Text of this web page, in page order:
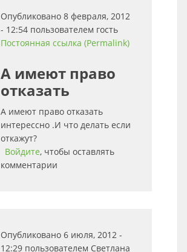
Опубликовано 8 февраля, 2012
- 12:54 пользователем гость
Постоянная ссылка (Permalink)
А имеют право
отказать
А имеют право отказать
интерессно .И что делать если
откажут?
Войдите, чтобы оставлять
комментарии
Опубликовано 6 июля, 2012 -
12:29 пользователем Светлана